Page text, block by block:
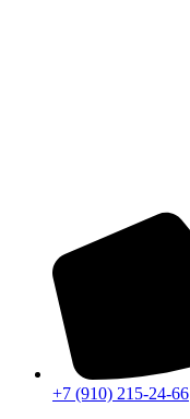
+7 (910) 215-24-66